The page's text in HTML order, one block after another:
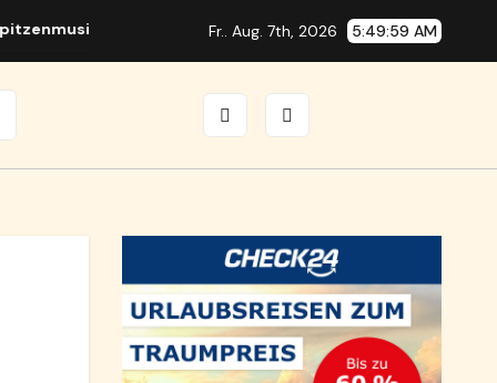
Richtfunkmast Brunn: Bauwerber spricht von
Fr.. Aug. 7th, 2026 5:49:59 AM